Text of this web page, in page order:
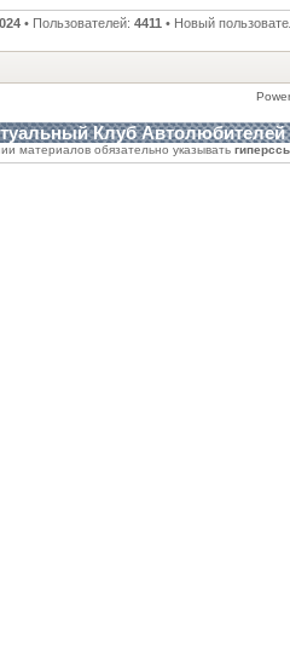
• Пользователей: 4411 • Новый
Клуб Автолюбителей
материалов обязательно указывать